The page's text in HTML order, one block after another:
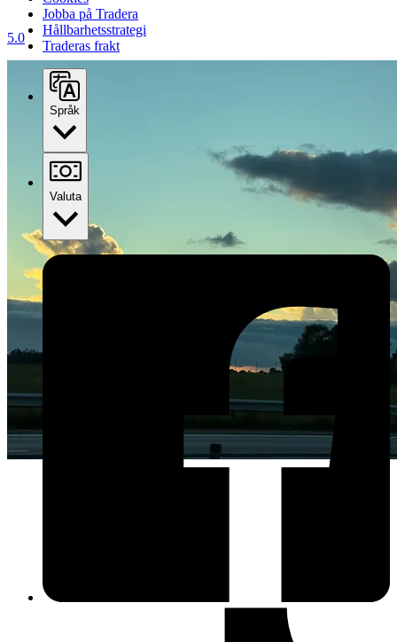
5.0
Jobba på Tradera
Hållbarhetsstrategi
Traderas frakt
Språk
Valuta